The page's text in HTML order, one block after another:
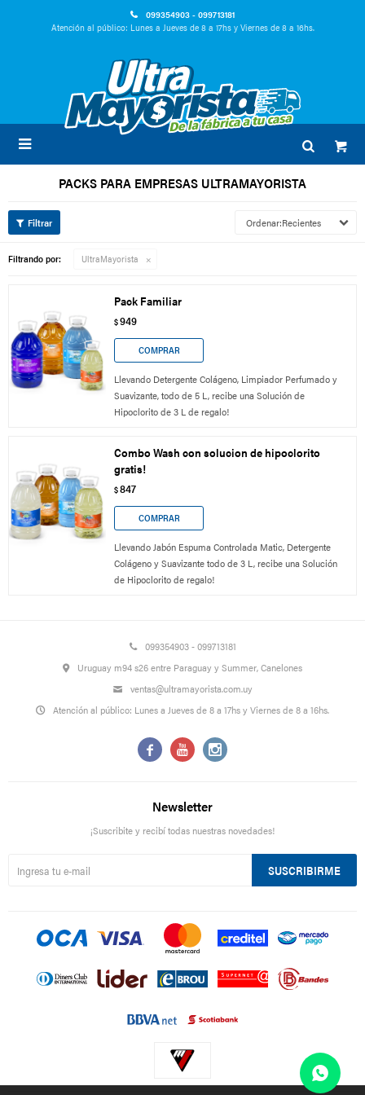
099354903 - 099713181
Atención al público: Lunes a Jueves de 8 a 17hs y Viernes de 8 a 16hs.

PACKS PARA EMPRESAS ULTRAMAYORISTA
Recientes
Filtrando por: UltraMayorista
Pack Familiar
$949
Llevando Detergente Colágeno, Limpiador Perfumado y
Suavizante, todo de 5 L, recibe una Solución de
Hipoclorito de 3 L de regalo!
Combo Wash con solucion de hipoclorito
gratis!
$847
Llevando Jabón Espuma Controlada Matic, Detergente
Colágeno y Suavizante todo de 3 L, recibe una Solución
de Hipoclorito de regalo!
099354903 - 099713181
Uruguay m94 s26 entre Paraguay y Summer, Canelones
ventas@ultramayorista.com.uy
Atención al público: Lunes a Jueves de 8 a 17hs y Viernes de 8 a 16hs.
  
Newsletter
¡Suscribite y recibí todas nuestras novedades!
SUSCRIBIRME